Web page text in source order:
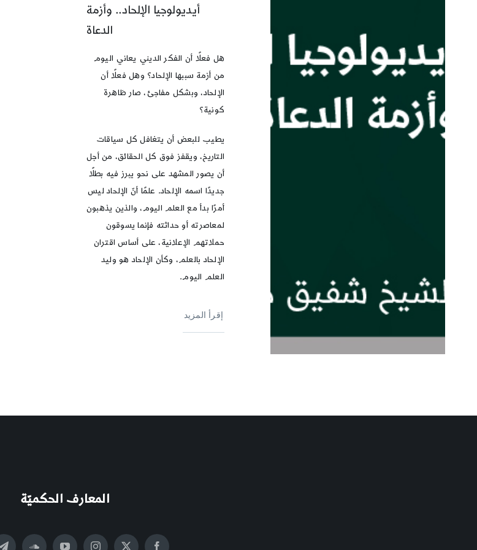
أيديولوجيا الإلحاد.. وأزمة
الدعاة
هل فعلًا أن الفكر الديني يعاني اليوم
من أزمة سببها الإلحاد؟ وهل فعلًا أن
الإلحاد، وبشكل مفاجئ، صار ظاهرة
كونية؟
يطيب للبعض أن يتغافل كل سياقات
التاريخ، ويقفز فوق كل الحقائق، من أجل
أن يصور المشهد على نحو يبرز فيه بطلًا
جديدًا اسمه الإلحاد. علمًا أنّ الإلحاد ليس
أمرًا بدأ مع العلم اليوم، والذين يذهبون
لمعاصرته أو حداثته فإنما يسوقون
حملاتهم الإعلانية، على أساس اقتران
الإلحاد بالعلم، وكأن الإلحاد هو وليد
العلم اليوم.
إقرأ المزيد
المعارف الحكميّة